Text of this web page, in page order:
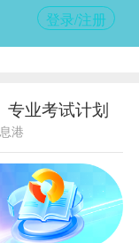
登录/注册
专业考试计划
港